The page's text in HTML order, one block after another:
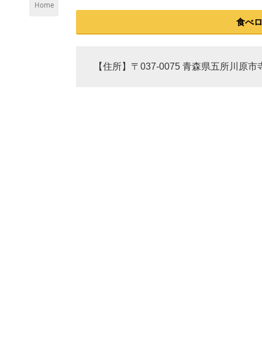
Home
食べ
【住所】〒037-0075 青森県五所川原市